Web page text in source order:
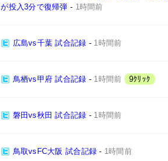
が投入3分で復帰弾 - 1時間前
広島vs千葉 試合記録 - 1時間前
鳥栖vs甲府 試合記録 - 1時間前 9ｸﾘｯｸ
磐田vs秋田 試合記録 - 1時間前
鳥取vsFC大阪 試合記録 - 1時間前